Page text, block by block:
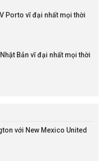
Porto vĩ đại nhất mọi thời
Bản vĩ đại nhất mọi thời
với New Mexico United